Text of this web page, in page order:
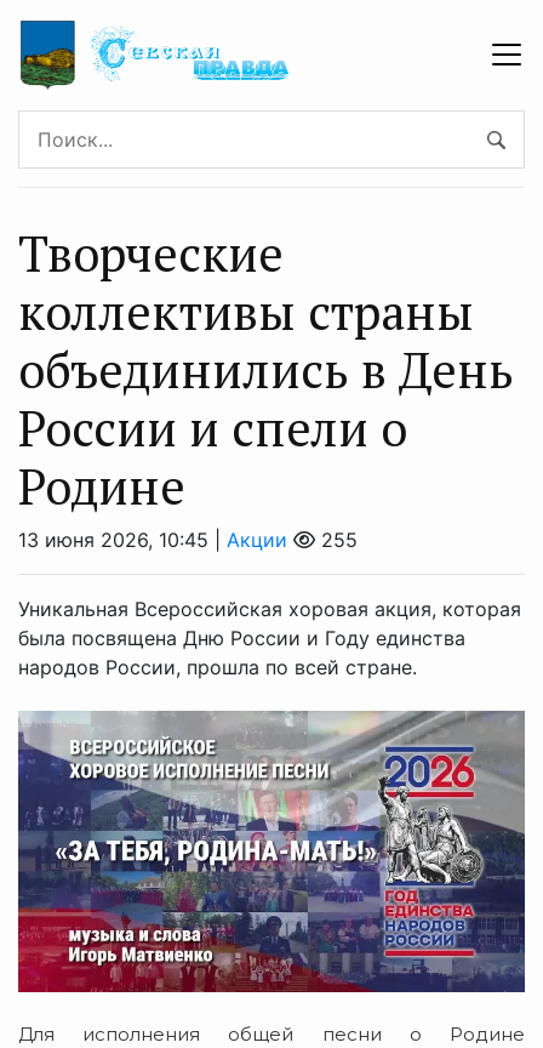
Творческие
коллективы страны
объединились в День
России и спели о
Родине
13 июня 2026, 10:45 | Акции 255
Уникальная Всероссийская хоровая акция, которая
была посвящена Дню России и Году единства
народов России, прошла по всей стране.
Для исполнения общей песни о Родине